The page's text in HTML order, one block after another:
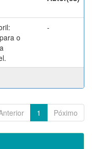
o
-
1 Póximo